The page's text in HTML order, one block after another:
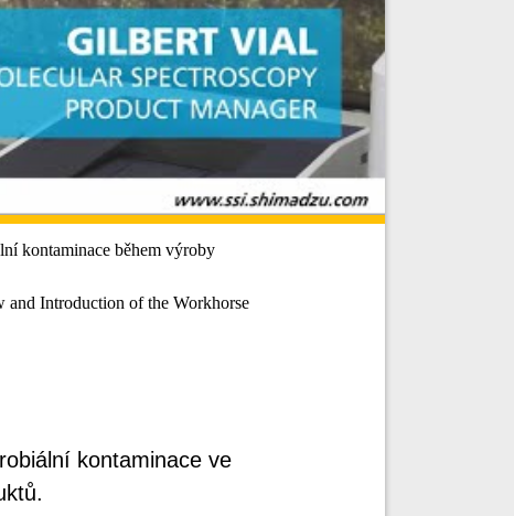
kontaminace během výroby
and Introduction of the Workhorse
kontaminace ve